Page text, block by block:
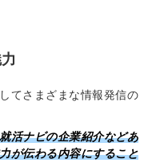
てさまざまな情報発信の
活ナビの企業紹介などあ
が伝わる内容にすること